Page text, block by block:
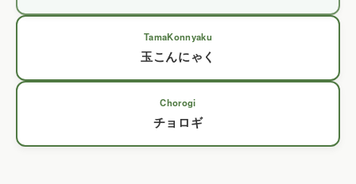
TamaKonnyaku
玉こんにゃく
Chorogi
チョロギ